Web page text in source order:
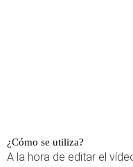
¿Cómo se utiliza?
A la hora de editar el